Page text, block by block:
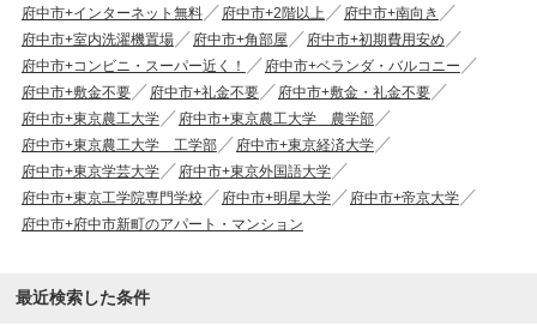
府中市+インターネット無料
府中市+2階以上
府中市+南向き
府中市+室内洗濯機置場
府中市+角部屋
府中市+初期費用安め
府中市+コンビニ・スーパー近く！
府中市+ベランダ・バルコニー
府中市+敷金不要
府中市+礼金不要
府中市+敷金・礼金不要
府中市+東京農工大学
府中市+東京農工大学 農学部
府中市+東京農工大学 工学部
府中市+東京経済大学
府中市+東京学芸大学
府中市+東京外国語大学
府中市+東京工学院専門学校
府中市+明星大学
府中市+帝京大学
府中市+府中市新町のアパート・マンション
最近検索した条件